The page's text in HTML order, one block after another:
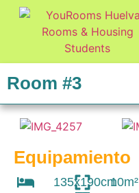
Room #3
Equipamiento
135x190cm10m²